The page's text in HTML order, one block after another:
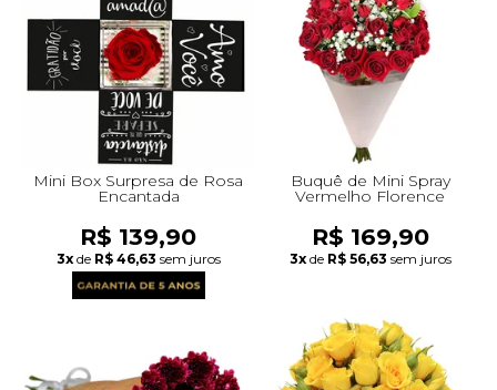
Mini Box Surpresa de Rosa
Encantada
R$ 139,90
3x de R$ 46,63 sem juros
Buquê de Mini Spray
Vermelho Florence
R$ 169,90
3x de R$ 56,63 sem juros